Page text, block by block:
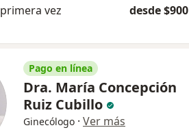
vez desde $900
Pago en línea
Dra. María Concepción
Ruiz Cubillo
Ginecólogo · Ver más